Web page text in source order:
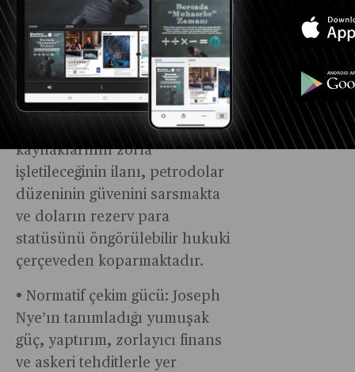
• Hukuki meşruiyet: Egemen
devletlerin başkanlarının
kaçırılması, uluslararası
hukuka meydan okumaktır.
• Parasal üstünlük: Enerji
kaynaklarının zorla
işletileceğinin ilanı, petrodolar
düzeninin güvenini sarsmakta
ve doların rezerv para
statüsünü öngörülebilir hukuki
çerçeveden koparmaktadır.
• Normatif çekim gücü: Joseph
Nye’ın tanımladığı yumuşak
güç, yaptırım, zorlayıcı finans
ve askeri tehditlerle yer